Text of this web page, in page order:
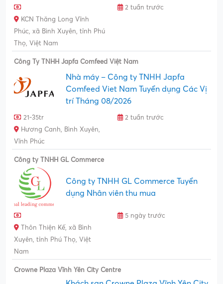
2 tuần trước
KCN Thăng Long Vĩnh
Phúc, xã Bình Xuyên, tỉnh Phú
Thọ, Việt Nam
Công Ty TNHH Japfa Comfeed Việt Nam
Nhà máy – Công ty TNHH Japfa
Comfeed Viet Nam Tuyển dụng Các Vị
trí Tháng 08/2026
21-35tr
2 tuần trước
Hương Canh, Bình Xuyên,
Vĩnh Phúc
Công ty TNHH GL Commerce
Công ty TNHH GL Commerce Tuyển
dụng Nhân viên thu mua
5 ngày trước
Thôn Thiện Kế, xã Bình
Xuyên, tỉnh Phú Thọ, Việt
Nam
Crowne Plaza Vĩnh Yên City Centre